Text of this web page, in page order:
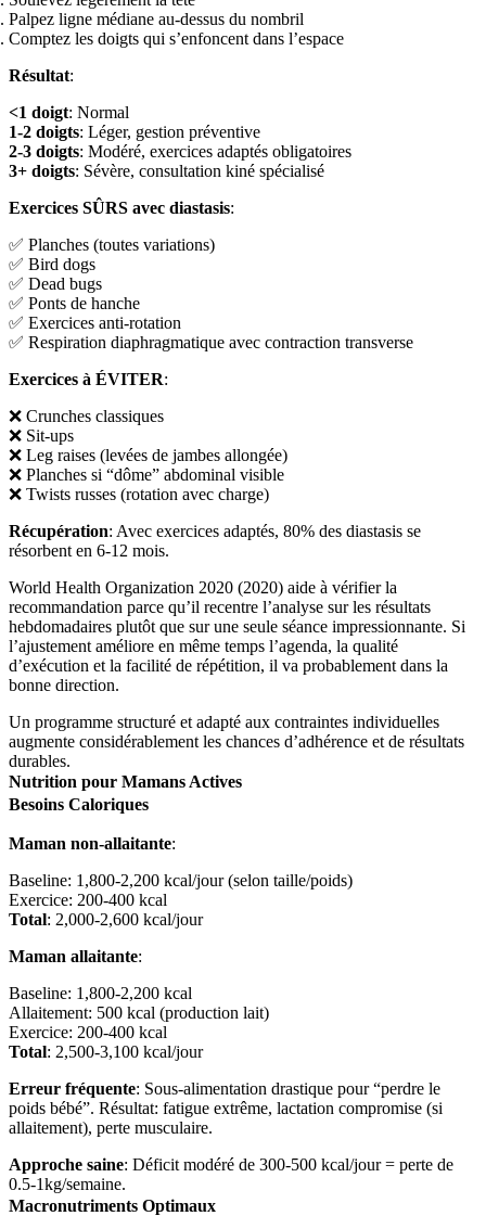
Palpez ligne médiane au-dessus du nombril
Comptez les doigts qui s’enfoncent dans l’espace
Résultat:
<1 doigt: Normal
1-2 doigts: Léger, gestion préventive
2-3 doigts: Modéré, exercices adaptés obligatoires
3+ doigts: Sévère, consultation kiné spécialisé
Exercices SÛRS avec diastasis:
✅ Planches (toutes variations)
✅ Bird dogs
✅ Dead bugs
✅ Ponts de hanche
✅ Exercices anti-rotation
✅ Respiration diaphragmatique avec contraction transverse
Exercices à ÉVITER:
❌ Crunches classiques
❌ Sit-ups
❌ Leg raises (levées de jambes allongée)
❌ Planches si “dôme” abdominal visible
❌ Twists russes (rotation avec charge)
Récupération: Avec exercices adaptés, 80% des diastasis se
résorbent en 6-12 mois.
World Health Organization 2020 (2020) aide à vérifier la
recommandation parce qu’il recentre l’analyse sur les résultats
hebdomadaires plutôt que sur une seule séance impressionnante. Si
l’ajustement améliore en même temps l’agenda, la qualité
d’exécution et la facilité de répétition, il va probablement dans la
bonne direction.
Un programme structuré et adapté aux contraintes individuelles
augmente considérablement les chances d’adhérence et de résultats
durables.
Nutrition pour Mamans Actives
Besoins Caloriques
Maman non-allaitante:
Baseline: 1,800-2,200 kcal/jour (selon taille/poids)
Exercice: 200-400 kcal
Total: 2,000-2,600 kcal/jour
Maman allaitante:
Baseline: 1,800-2,200 kcal
Allaitement: 500 kcal (production lait)
Exercice: 200-400 kcal
Total: 2,500-3,100 kcal/jour
Erreur fréquente: Sous-alimentation drastique pour “perdre le
poids bébé”. Résultat: fatigue extrême, lactation compromise (si
allaitement), perte musculaire.
Approche saine: Déficit modéré de 300-500 kcal/jour = perte de
0.5-1kg/semaine.
Macronutriments Optimaux